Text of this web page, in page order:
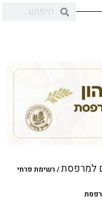
למרפסת/ רשימת פרחי